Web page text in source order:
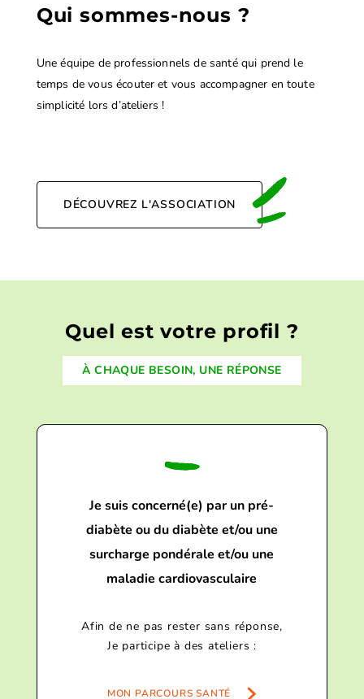
Qui sommes-nous ?
Une équipe de professionnels de santé qui prend le
temps de vous écouter et vous accompagner en toute
simplicité lors d’ateliers !
DÉCOUVREZ L'ASSOCIATION
Quel est votre profil ?
À CHAQUE BESOIN, UNE RÉPONSE
Je suis concerné(e) par un pré-
diabète ou du diabète et/ou une
surcharge pondérale et/ou une
maladie cardiovasculaire
Afin de ne pas rester sans réponse,
Je participe à des ateliers :
MON PARCOURS SANTÉ